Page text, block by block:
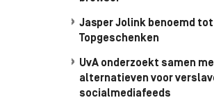
Jasper Jolink benoemd tot
Topgeschenken
UvA onderzoekt samen
alternatieven voor
socialmediafeeds